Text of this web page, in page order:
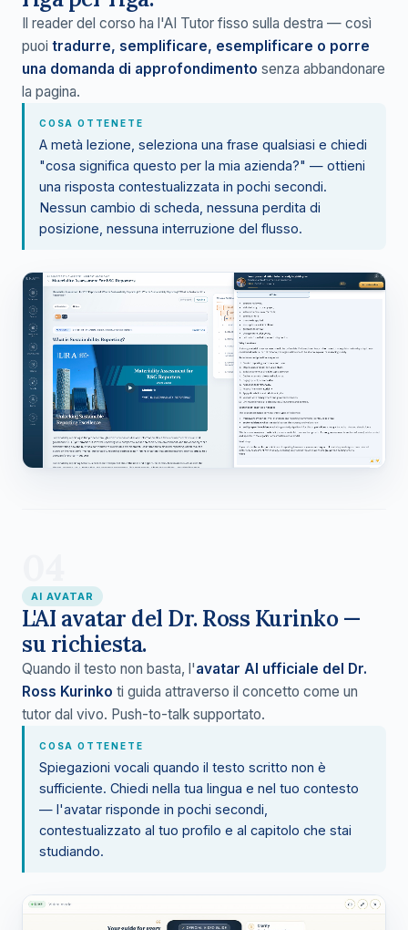
Il reader del corso ha l'AI Tutor fisso sulla destra — così
puoi tradurre, semplificare, esemplificare o porre
una domanda di approfondimento senza abbandonare
la pagina.
COSA OTTENETE
A metà lezione, seleziona una frase qualsiasi e chiedi
"cosa significa questo per la mia azienda?" — ottieni
una risposta contestualizzata in pochi secondi.
Nessun cambio di scheda, nessuna perdita di
posizione, nessuna interruzione del flusso.
AI AVATAR
L'AI avatar del Dr. Ross Kurinko —
su richiesta.
Quando il testo non basta, l'avatar AI ufficiale del Dr.
Ross Kurinko ti guida attraverso il concetto come un
tutor dal vivo. Push-to-talk supportato.
COSA OTTENETE
Spiegazioni vocali quando il testo scritto non è
sufficiente. Chiedi nella tua lingua e nel tuo contesto
— l'avatar risponde in pochi secondi,
contestualizzato al tuo profilo e al capitolo che stai
studiando.